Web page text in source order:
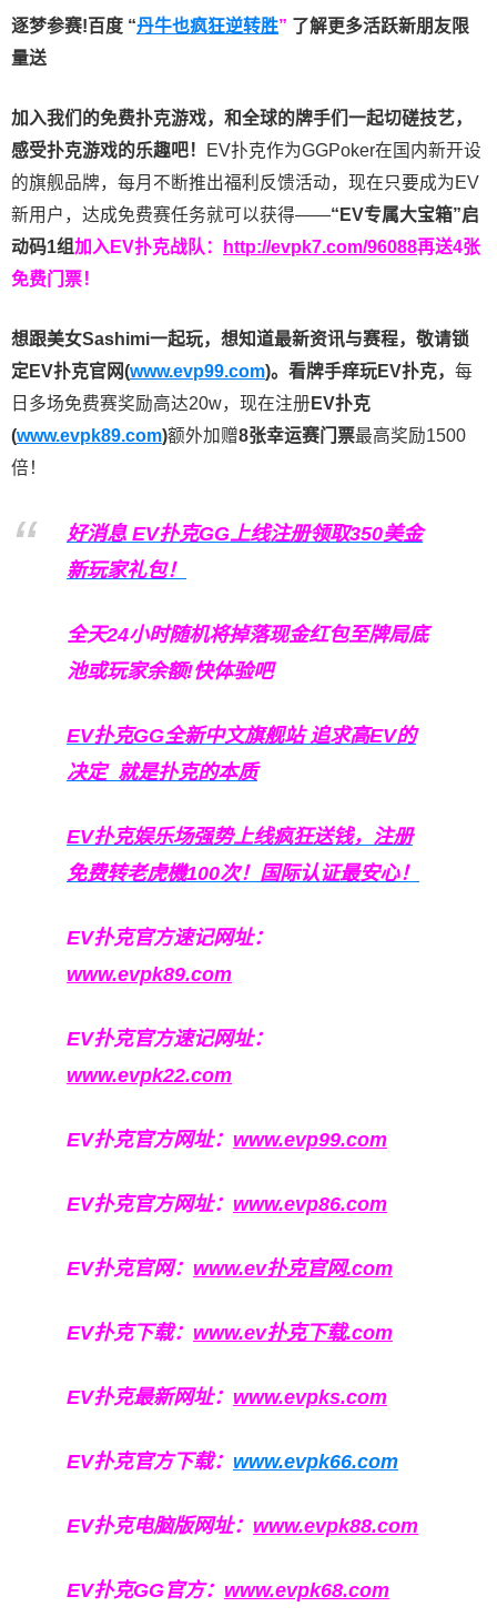
逐梦参赛!百度 “丹牛也疯狂逆转胜” 了解更多活跃新朋友限
量送
加入我们的免费扑克游戏，和全球的牌手们一起切磋技艺，
感受扑克游戏的乐趣吧！
EV扑克作为GGPoker在国内新开设
的旗舰品牌，每月不断推出福利反馈活动，现在只要成为EV
新用户，达成免费赛任务就可以获得——“EV专属大宝箱”启
动码1组加入EV扑克战队： http://evpk7.com/96088再送4张
免费门票！
想跟美女Sashimi一起玩， 想知道最新资讯与赛程， 敬请锁
定EV扑克官网(www.evp99.com)。 看牌手痒玩EV扑克， 每
日多场免费赛奖励高达20w，现在注册 EV扑克
(www.evpk89.com)额外加赠8张幸运赛门票最高奖励1500
倍！
好消息 EV扑克GG上线注册领取350美金
新玩家礼包！
全天24小时随机将掉落现金红包至牌局底
池或玩家余额!快体验吧
EV扑克GG全新中文旗舰站追求高EV的
决定 就是扑克的本质
EV扑克娱乐场强势上线疯狂送钱，注册
免费转老虎機100次！国际认证最安心！
EV扑克官方速记网址：
www.evpk89.com
EV扑克官方速记网址：
www.evpk22.com
EV扑克官方网址： www.evp99.com
EV扑克官方网址： www.evp86.com
EV扑克官网： www.ev扑克官网.com
EV扑克下载： www.ev扑克下载.com
EV扑克最新网址： www.evpks.com
EV扑克官方下载： www.evpk66.com
EV扑克电脑版网址： www.evpk88.com
EV扑克GG官方： www.evpk68.com